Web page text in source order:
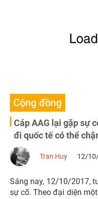
Cộng đồng
Cáp AAG lại gặp sự
đi quốc tế có thể
Tran Huy 12/
Sáng nay, 12/10/2017,
sự cố. Theo đại diện